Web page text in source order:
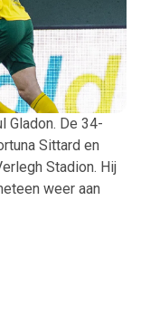
Gladon. De 34-
Sittard en
Stadion. Hij
weer aan